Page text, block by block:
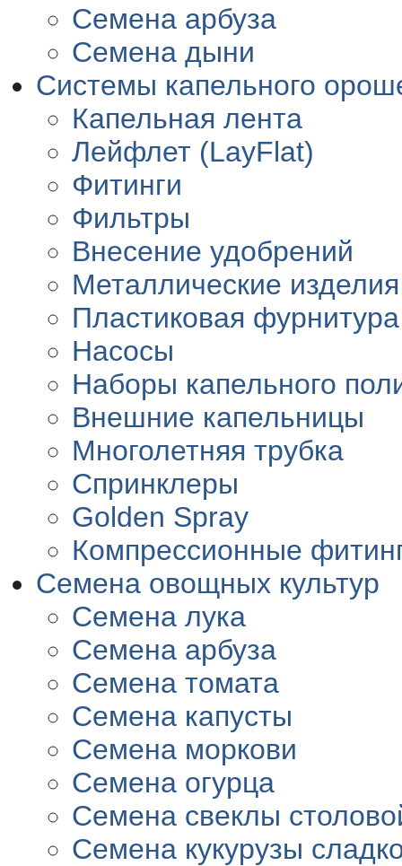
Семена арбуза
Семена дыни
Системы капельного
Капельная лента
Лейфлет (LayFlat)
Фитинги
Фильтры
Внесение удобрений
Металлические изделия
Пластиковая фурнитура
Насосы
Наборы капельного
Внешние капельницы
Многолетняя трубка
Спринклеры
Golden Spray
Компрессионные
Семена овощных культур
Семена лука
Семена арбуза
Семена томата
Семена капусты
Семена моркови
Семена огурца
Семена свеклы
Семена кукурузы